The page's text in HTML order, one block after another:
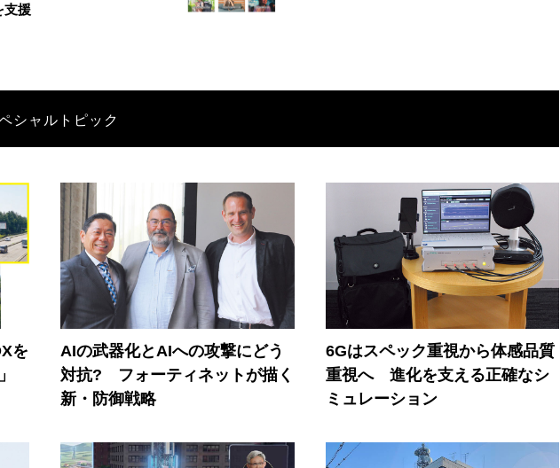
支援
シャルトピック
を
AIの武器化とAIへの攻撃にどう
対抗? フォーティネットが描く
新・防御戦略
6Gはスペック重視から体感品質
重視へ 進化を支える正確なシ
ミュレーション